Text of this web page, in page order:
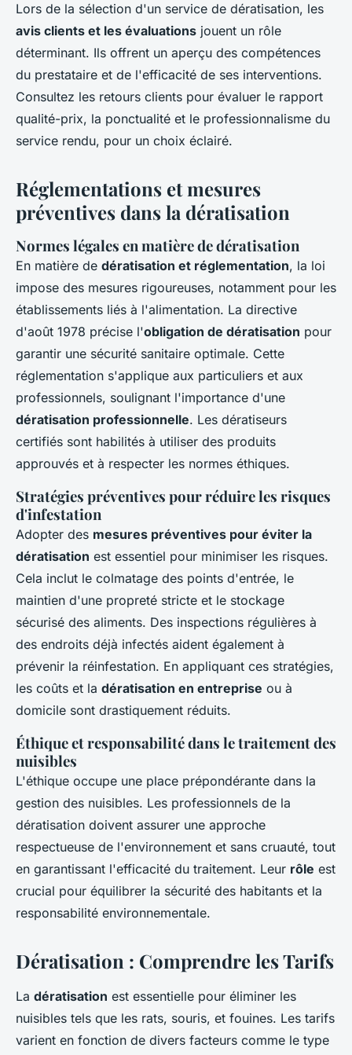
Lors de la sélection d'un service de dératisation, les
avis clients et les évaluations jouent un rôle
déterminant. Ils offrent un aperçu des compétences
du prestataire et de l'efficacité de ses interventions.
Consultez les retours clients pour évaluer le rapport
qualité-prix, la ponctualité et le professionnalisme du
service rendu, pour un choix éclairé.
Réglementations et mesures
préventives dans la dératisation
Normes légales en matière de dératisation
En matière de dératisation et réglementation, la loi
impose des mesures rigoureuses, notamment pour les
établissements liés à l'alimentation. La directive
d'août 1978 précise l'obligation de dératisation pour
garantir une sécurité sanitaire optimale. Cette
réglementation s'applique aux particuliers et aux
professionnels, soulignant l'importance d'une
dératisation professionnelle. Les dératiseurs
certifiés sont habilités à utiliser des produits
approuvés et à respecter les normes éthiques.
Stratégies préventives pour réduire les risques
d'infestation
Adopter des mesures préventives pour éviter la
dératisation est essentiel pour minimiser les risques.
Cela inclut le colmatage des points d'entrée, le
maintien d'une propreté stricte et le stockage
sécurisé des aliments. Des inspections régulières à
des endroits déjà infectés aident également à
prévenir la réinfestation. En appliquant ces stratégies,
les coûts et la dératisation en entreprise ou à
domicile sont drastiquement réduits.
Éthique et responsabilité dans le traitement des
nuisibles
L'éthique occupe une place prépondérante dans la
gestion des nuisibles. Les professionnels de la
dératisation doivent assurer une approche
respectueuse de l'environnement et sans cruauté, tout
en garantissant l'efficacité du traitement. Leur rôle est
crucial pour équilibrer la sécurité des habitants et la
responsabilité environnementale.
Dératisation : Comprendre les Tarifs
La dératisation est essentielle pour éliminer les
nuisibles tels que les rats, souris, et fouines. Les tarifs
varient en fonction de divers facteurs comme le type